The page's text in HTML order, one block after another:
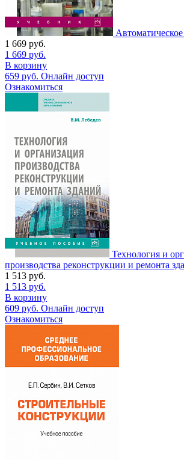
1 669 руб.
1 669 руб.
В корзину
659 руб. Онлайн доступ
Ознакомиться
Технология и
производства реконструкции и ремонта
1 513 руб.
1 513 руб.
В корзину
609 руб. Онлайн доступ
Ознакомиться